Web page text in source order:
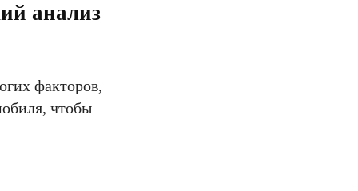
анализ
факторов,
чтобы